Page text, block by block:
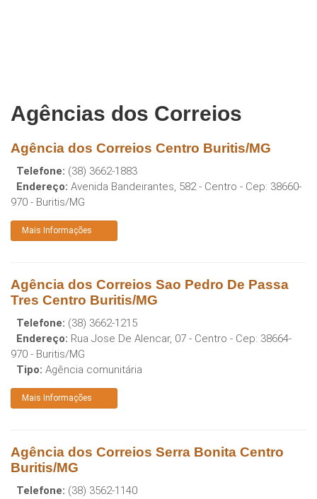
Agências dos Correios
Agência dos Correios Centro Buritis/MG
Telefone: (38) 3662-1883
Endereço: Avenida Bandeirantes, 582 - Centro - Cep: 38660-
970 - Buritis/MG
Mais Informações
Agência dos Correios Sao Pedro De Passa
Tres Centro Buritis/MG
Telefone: (38) 3662-1215
Endereço: Rua Jose De Alencar, 07 - Centro - Cep: 38664-
970 - Buritis/MG
Tipo: Agência comunitária
Mais Informações
Agência dos Correios Serra Bonita Centro
Buritis/MG
Telefone: (38) 3562-1140